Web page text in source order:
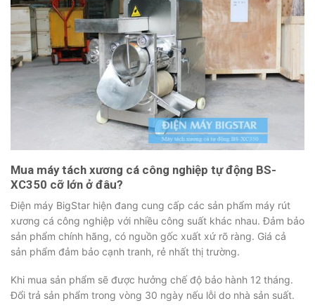
Mua máy tách xương cá công nghiệp tự động BS-
XC350 cỡ lớn ở đâu?
Điện máy BigStar hiện đang cung cấp các sản phẩm máy rút
xương cá công nghiệp với nhiều công suất khác nhau. Đảm bảo
sản phẩm chính hãng, có nguồn gốc xuất xứ rõ ràng. Giá cả
sản phẩm đảm bảo cạnh tranh, rẻ nhất thị trường.
Khi mua sản phẩm sẽ được hưởng chế độ bảo hành 12 tháng.
Đổi trả sản phẩm trong vòng 30 ngày nếu lỗi do nhà sản suất.